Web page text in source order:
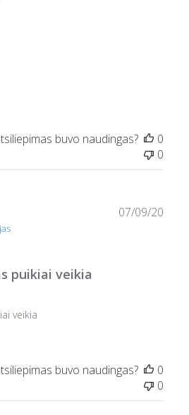
buvo naudingas?
0
0
puikiai veikia
veikia
07/09/20
buvo naudingas?
0
0